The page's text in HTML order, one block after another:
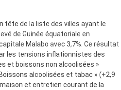
tête de la liste des villes ayant le
de Guinée équatoriale en
Malabo avec 3,7%. Ce résultat
les tensions inflationnistes des
et boissons non alcoolisées »
alcoolisées et tabac » (+2,9
et entretien courant de la